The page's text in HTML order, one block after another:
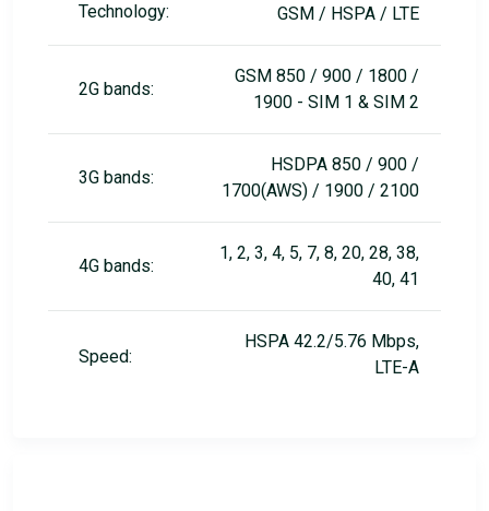
Technology: GSM / HSPA / LTE
2G bands:
GSM 850 / 900 / 1800 /
1900 - SIM 1 & SIM 2
3G bands:
HSDPA 850 / 900 /
1700(AWS) / 1900 / 2100
4G bands:
1, 2, 3, 4, 5, 7, 8, 20, 28, 38,
40, 41
Speed:
HSPA 42.2/5.76 Mbps,
LTE-A